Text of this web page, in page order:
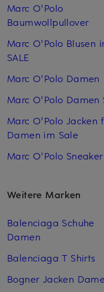
Marc O'Polo
Baumwollpullover
Marc O'Polo Blusen
SALE
Marc O'Polo Damen
Marc O'Polo Damen
Marc O'Polo Jacken
Damen im Sale
Marc O'Polo Sneaker
Weitere Marken
Balenciaga Schuhe
Damen
Balenciaga T Shirts
Bogner Jacken